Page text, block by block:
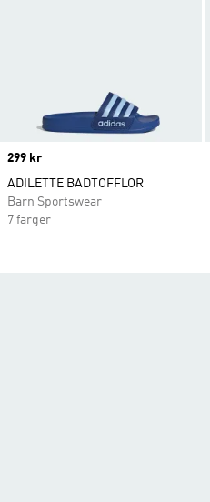
Price
299 kr
ADILETTE BADTOFFLOR
Barn Sportswear
7 färger